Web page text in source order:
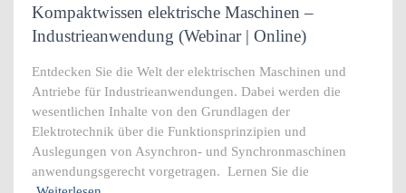
Kompaktwissen elektrische Maschinen –
Industrieanwendung (Webinar | Online)
Entdecken Sie die Welt der elektrischen Maschinen und
Antriebe für Industrieanwendungen. Dabei werden die
wesentlichen Inhalte von den Grundlagen der
Elektrotechnik über die Funktionsprinzipien und
Auslegungen von Asynchron- und Synchronmaschinen
anwendungsgerecht vorgetragen. Lernen Sie die